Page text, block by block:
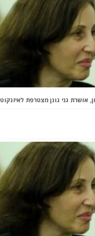
אושרת גני גונן מצטרפת לאיזנקוט